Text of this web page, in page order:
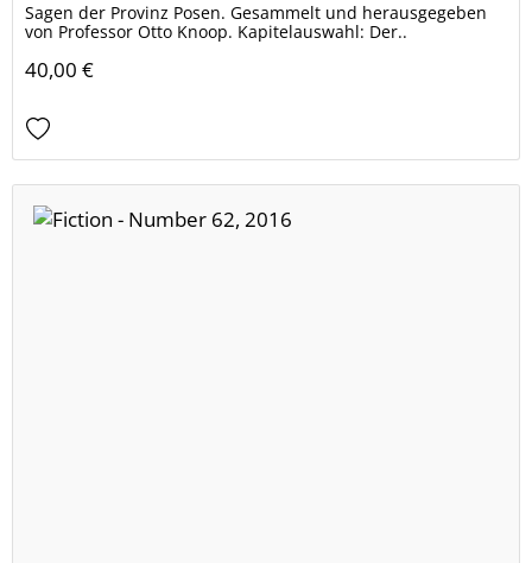
Sagen der Provinz Posen. Gesammelt und herausgegeben
von Professor Otto Knoop. Kapitelauswahl: Der..
40,00 €